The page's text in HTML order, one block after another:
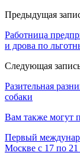
Предыдущая
Работница
и дрова по
Следующая
Разительная
собаки
Вам также могут
Первый
Москве с 17 по 21